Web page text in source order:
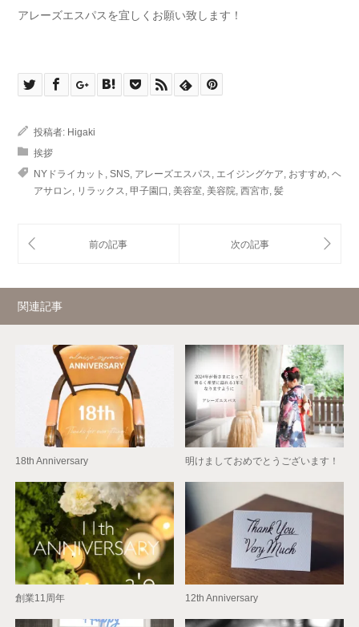
アレーズエスパスを宜しくお願い致します！
投稿者: Higaki
挨拶
NYドライカット , SNS, アレーズエスパス, エイジングケア, おすすめ, ヘ
アサロン, リラックス, 甲子園口 , 美容室, 美容院, 西宮市, 髪
関連記事
18th Anniversary 明けましておめでとうございます！
創業11周年 12th Anniversary